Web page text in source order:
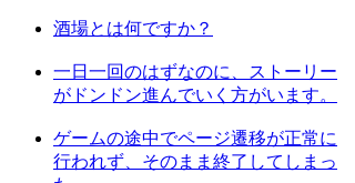
酒場とは何ですか？
一日一回のはずなのに、ストーリー
がドンドン進んでいく方がいます。
ゲームの途中でページ遷移が正常に
行われず、そのまま終了してしまっ